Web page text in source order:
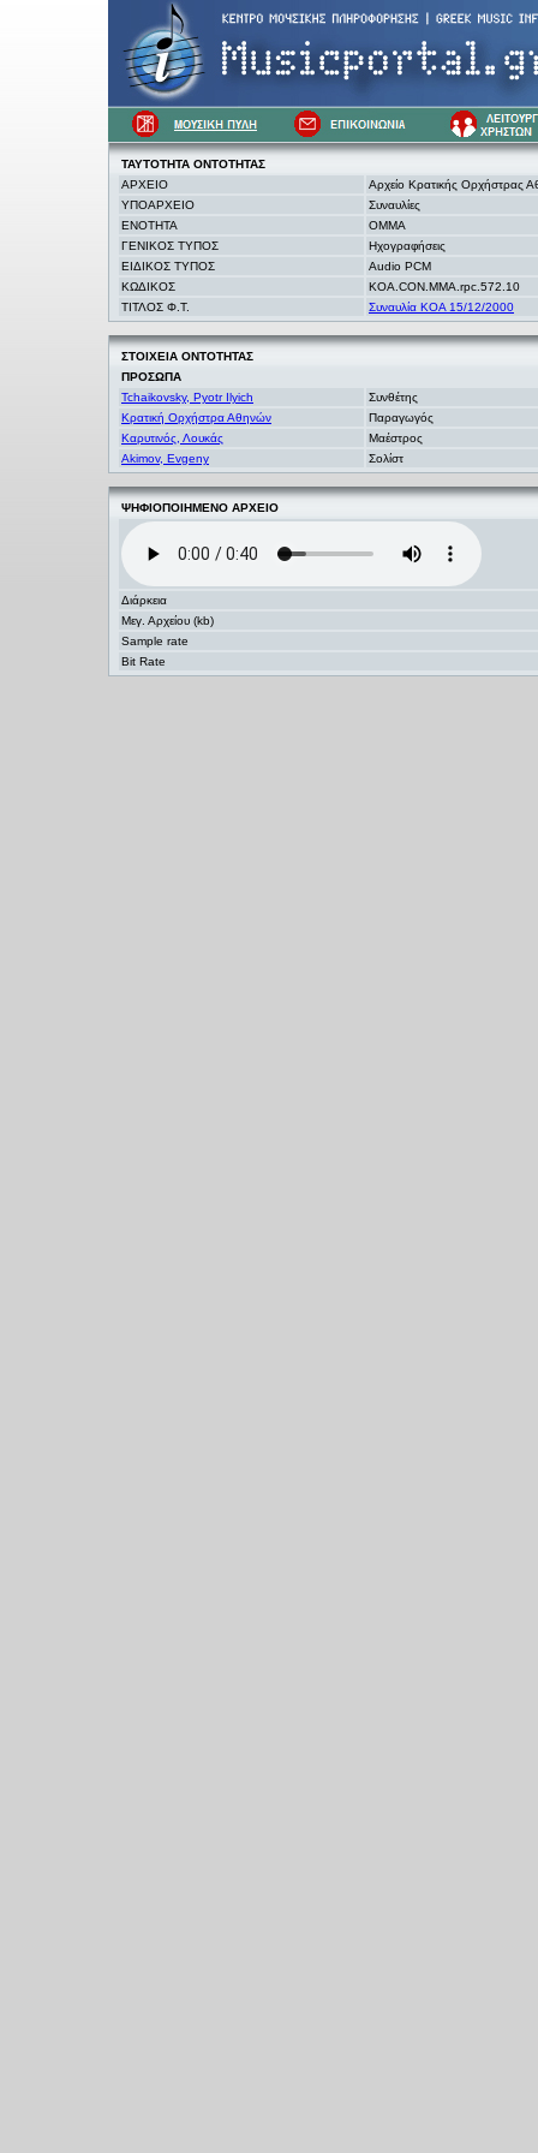
ΤΑΥΤΟΤΗΤΑ ΟΝΤΟΤΗΤΑΣ
ΑΡΧΕΙΟ
Αρχείο Κρατικής Ορχήστρας
ΥΠΟΑΡΧΕΙΟ
Συναυλίες
ΕΝΟΤΗΤΑ
OMMA
ΓΕΝΙΚΟΣ ΤΥΠΟΣ
Ηχογραφήσεις
ΕΙΔΙΚΟΣ ΤΥΠΟΣ
Audio PCM
ΚΩΔΙΚΟΣ
KOA.CON.MMA.rpc.572.10
ΤΙΤΛΟΣ Φ.Τ.
Συναυλία ΚΟΑ 15/12/2000
ΣΤΟΙΧΕΙΑ ΟΝΤΟΤΗΤΑΣ
ΠΡΟΣΩΠΑ
Tchaikovsky, Pyotr Ilyich
Συνθέτης
Κρατική Ορχήστρα Αθηνών
Παραγωγός
Καρυτινός, Λουκάς
Μαέστρος
Akimov, Evgeny
Σολίστ
ΨΗΦΙΟΠΟΙΗΜΕΝΟ ΑΡΧΕΙΟ
Διάρκεια
Μεγ. Αρχείου (kb)
Sample rate
Bit Rate